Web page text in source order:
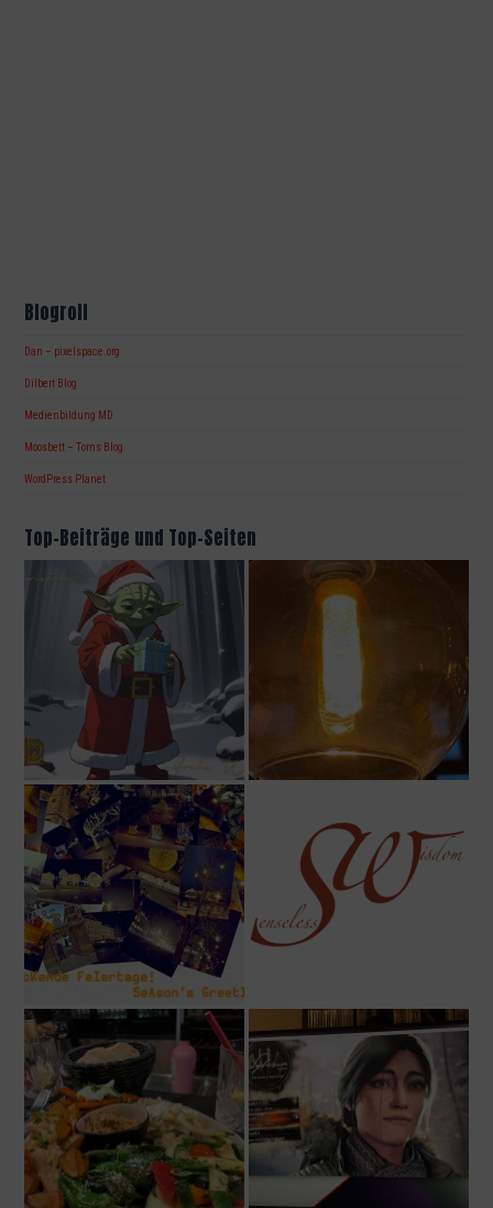
Blogroll
Dan – pixelspace.org
Dilbert Blog
Medienbildung MD
Moosbett – Toms Blog
WordPress Planet
Top-Beiträge und Top-Seiten